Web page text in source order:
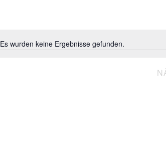
Hinweis
Es wurden keine Ergebnisse gefunden.